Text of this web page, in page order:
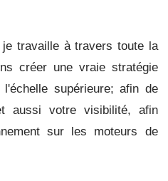
travaille à travers toute la
créer une vraie stratégie
l'échelle supérieure;afin de
aussi votre visibilité, afin
sur les moteurs de